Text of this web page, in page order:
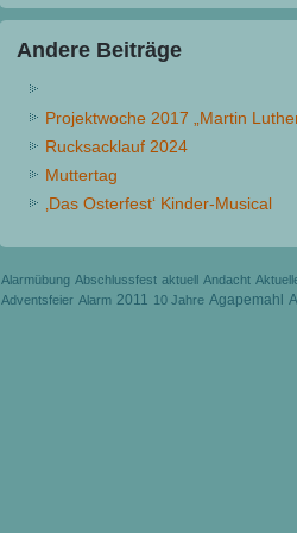
Andere Beiträge
Projektwoche 2017 „Martin
Rucksacklauf 2024
Muttertag
‚Das Osterfest‘ Kinder-Musical
Alarmübung Abschlussfest aktuell Andacht
Adventsfeier Alarm 2011 10 Jahre Agapemahl